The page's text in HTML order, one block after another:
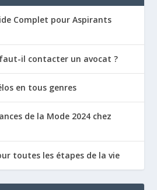
Complet pour Aspirants
il contacter un avocat ?
en tous genres
de la Mode 2024 chez
toutes les étapes de la vie